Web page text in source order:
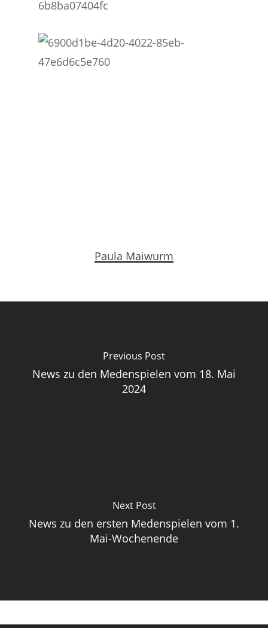
Paula Maiwurm
Previous Post
News zu den Medenspielen vom 18. Mai
2024
Next Post
News zu den ersten Medenspielen vom 1.
Mai-Wochenende